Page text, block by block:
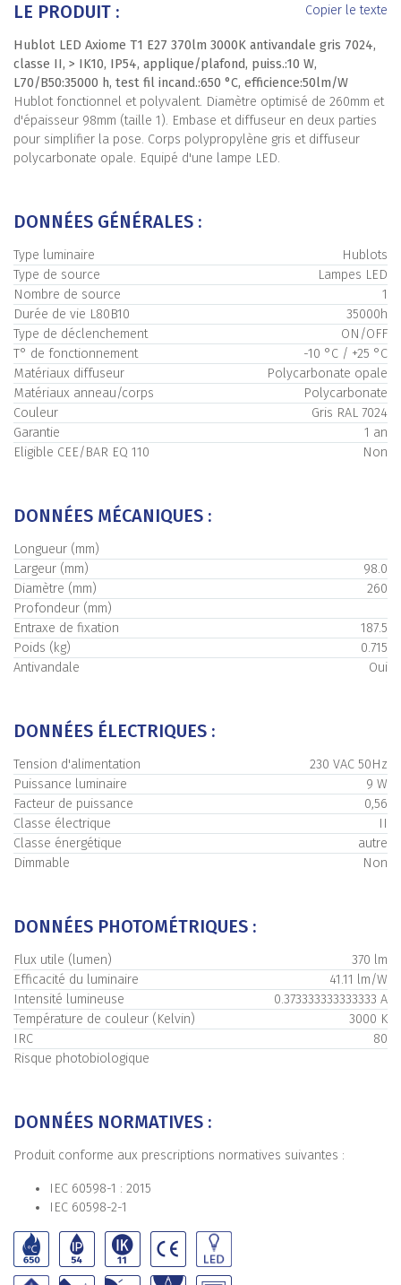
LE PRODUIT : Copier le texte
Hublot LED Axiome T1 E27 370lm 3000K antivandale gris 7024,
classe II, > IK10, IP54, applique/plafond, puiss.:10 W,
L70/B50:35000 h, test fil incand.:650 °C, efficience:50lm/W
Hublot fonctionnel et polyvalent. Diamètre optimisé de 260mm et
d'épaisseur 98mm (taille 1). Embase et diffuseur en deux parties
pour simplifier la pose. Corps polypropylène gris et diffuseur
polycarbonate opale. Equipé d'une lampe LED.
DONNÉES GÉNÉRALES :
Type luminaire
Hublots
Type de source
Lampes LED
Nombre de source
1
Durée de vie L80B10
35000h
Type de déclenchement
ON/OFF
T° de fonctionnement
-10 °C / +25 °C
Matériaux diffuseur
Polycarbonate opale
Matériaux anneau/corps
Polycarbonate
Couleur
Gris RAL 7024
Garantie
1 an
Eligible CEE/BAR EQ 110
Non
DONNÉES MÉCANIQUES :
Longueur (mm)
Largeur (mm)
98.0
Diamètre (mm)
260
Profondeur (mm)
Entraxe de fixation
187.5
Poids (kg)
0.715
Antivandale
Oui
DONNÉES ÉLECTRIQUES :
Tension d'alimentation
230 VAC 50Hz
Puissance luminaire
9 W
Facteur de puissance
0,56
Classe électrique
II
Classe énergétique
autre
Dimmable
Non
DONNÉES PHOTOMÉTRIQUES :
Flux utile (lumen)
370 lm
Efficacité du luminaire
41.11 lm/W
Intensité lumineuse
0.373333333333333 A
Température de couleur (Kelvin)
3000 K
IRC
80
Risque photobiologique
DONNÉES NORMATIVES :
Produit conforme aux prescriptions normatives suivantes :
IEC 60598-1 : 2015
IEC 60598-2-1